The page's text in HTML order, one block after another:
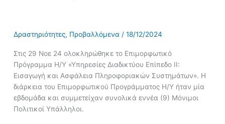
Δραστηριότητες, Προβαλλόμενα /18/12/2024
Στις 29 Νοε 24 ολοκληρώθηκε το Επιμορφωτικό
Πρόγραμμα Η/Υ «Υπηρεσίες Διαδικτύου Επίπεδο ΙΙ:
Εισαγωγή και Ασφάλεια Πληροφοριακών Συστημάτων». Η
διάρκεια του Επιμορφωτικού Προγράμματος Η/Υ ήταν μία
εβδομάδα και συμμετείχαν συνολικά εννέα (9) Μόνιμοι
Πολιτικοί Υπάλληλοι.